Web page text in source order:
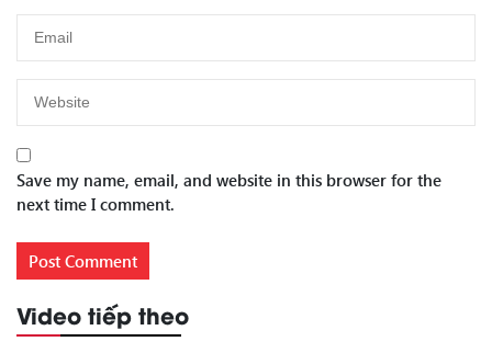
Save my name, email, and website in this browser for the
next time I comment.
Video tiếp theo